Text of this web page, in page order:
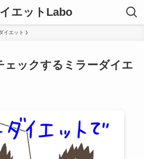
エットLabo
イエット
ェックするミラーダイエ